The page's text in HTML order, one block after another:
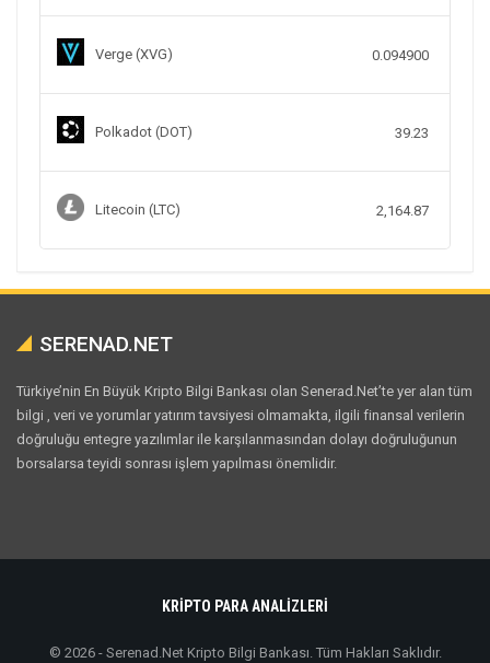
Verge (XVG) 0.094900
Polkadot (DOT) 39.23
Litecoin (LTC) 2,164.87
SERENAD.NET
Türkiye’nin En Büyük Kripto Bilgi Bankası olan Senerad.Net’te yer alan tüm
bilgi , veri ve yorumlar yatırım tavsiyesi olmamakta, ilgili finansal verilerin
doğruluğu entegre yazılımlar ile karşılanmasından dolayı doğruluğunun
borsalarsa teyidi sonrası işlem yapılması önemlidir.
KRİPTO PARA ANALİZLERİ
© 2026 - Serenad.Net Kripto Bilgi Bankası. Tüm Hakları Saklıdır.